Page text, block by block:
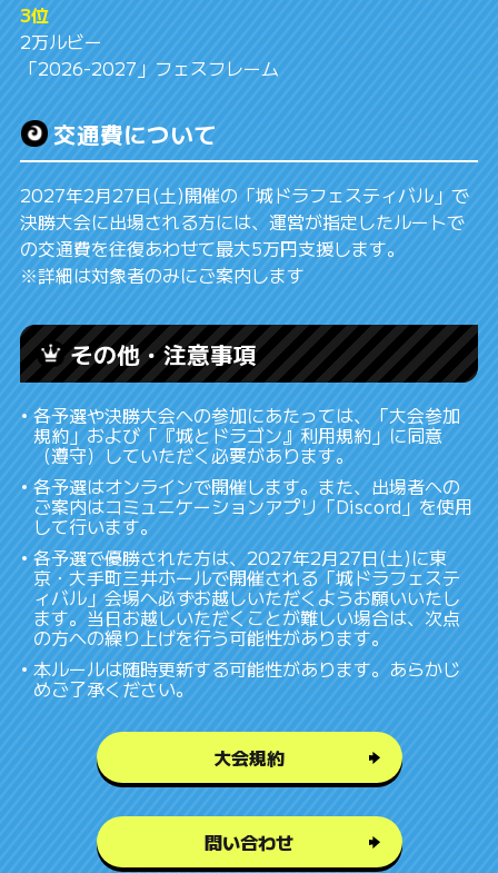
3位
2万ルビー
「2026-2027」フェスフレーム
交通費について
2027年2月27日(土)開催の「城ドラフェスティバル」で
決勝大会に出場される方には、運営が指定したルートで
の交通費を往復あわせて最大5万円支援します。
※詳細は対象者のみにご案内します
その他・注意事項
各予選や決勝大会への参加にあたっては、「大会参加
規約」および「『城とドラゴン』利用規約」に同意
（遵守）していただく必要があります。
各予選はオンラインで開催します。また、出場者への
ご案内はコミュニケーションアプリ「Discord」を使用
して行います。
各予選で優勝された方は、2027年2月27日(土)に東
京・大手町三井ホールで開催される「城ドラフェステ
ィバル」会場へ必ずお越しいただくようお願いいたし
ます。当日お越しいただくことが難しい場合は、次点
の方への繰り上げを行う可能性があります。
本ルールは随時更新する可能性があります。あらかじ
めご了承ください。
大会規約
問い合わせ